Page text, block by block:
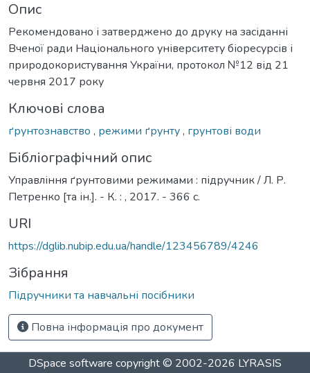
Опис
Рекомендовано і затверджено до друку на засіданні
Вченої ради Національного університету біоресурсів і
природокористування України, протокол №12 від 21
червня 2017 року
Ключові слова
ґрунтознавство , режими ґрунту, грунтові води
Бібліографічний опис
Управління ґрунтовими режимами : підручник / Л. Р.
Петренко [та ін.]. - К. : , 2017. - 366 с.
URI
https://dglib.nubip.edu.ua/handle/123456789/4246
Зібрання
Підручники та навчальні посібники
Повна інформація про документ
DSpace software copyright © 2002-2026 LYRASIS